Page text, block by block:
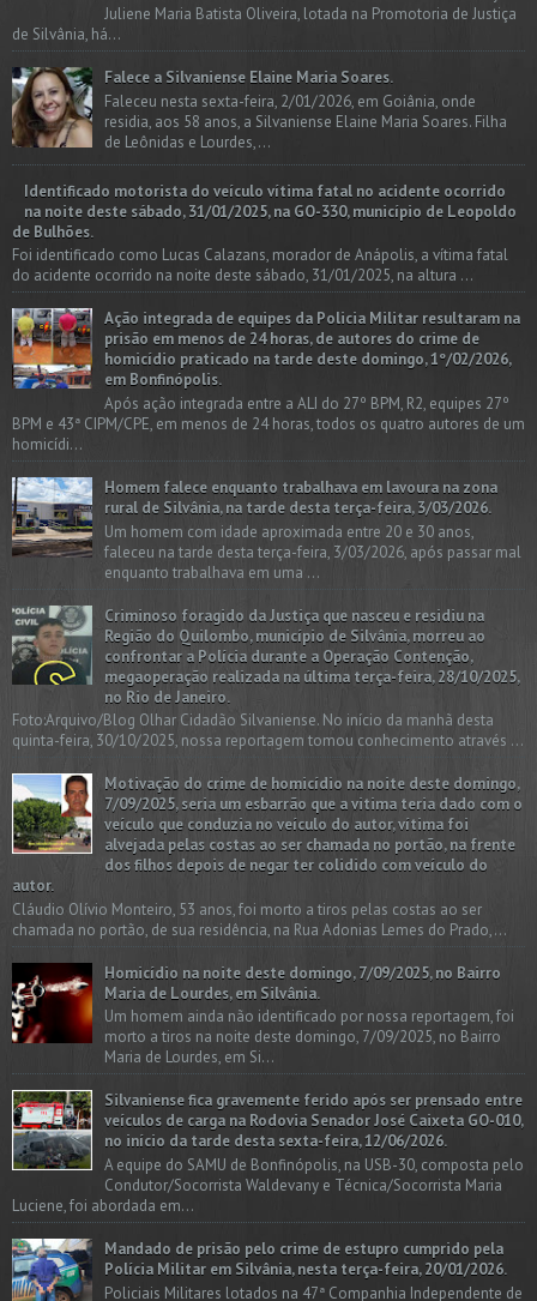
Juliene Maria Batista Oliveira, lotada na Promotoria de Justiça
de Silvânia, há...
Falece a Silvaniense Elaine Maria Soares.
Faleceu nesta sexta-feira, 2/01/2026, em Goiânia, onde
residia, aos 58 anos, a Silvaniense Elaine Maria Soares. Filha
de Leônidas e Lourdes,...
Identificado motorista do veículo vítima fatal no acidente ocorrido
na noite deste sábado, 31/01/2025, na GO-330, município de Leopoldo
de Bulhões.
Foi identificado como Lucas Calazans, morador de Anápolis, a vítima fatal
do acidente ocorrido na noite deste sábado, 31/01/2025, na altura ...
Ação integrada de equipes da Policia Militar resultaram na
prisão em menos de 24 horas, de autores do crime de
homicídio praticado na tarde deste domingo, 1º/02/2026,
em Bonfinópolis.
Após ação integrada entre a ALI do 27º BPM, R2, equipes 27º
BPM e 43ª CIPM/CPE, em menos de 24 horas, todos os quatro autores de um
homicídi...
Homem falece enquanto trabalhava em lavoura na zona
rural de Silvânia, na tarde desta terça-feira, 3/03/2026.
Um homem com idade aproximada entre 20 e 30 anos,
faleceu na tarde desta terça-feira, 3/03/2026, após passar mal
enquanto trabalhava em uma ...
Criminoso foragido da Justiça que nasceu e residiu na
Região do Quilombo, município de Silvânia, morreu ao
confrontar a Polícia durante a Operação Contenção,
megaoperação realizada na última terça-feira, 28/10/2025,
no Rio de Janeiro.
Foto:Arquivo/Blog Olhar Cidadão Silvaniense. No início da manhã desta
quinta-feira, 30/10/2025, nossa reportagem tomou conhecimento através ...
Motivação do crime de homicídio na noite deste domingo,
7/09/2025, seria um esbarrão que a vitima teria dado com o
veículo que conduzia no veículo do autor, vítima foi
alvejada pelas costas ao ser chamada no portão, na frente
dos filhos depois de negar ter colidido com veículo do
autor.
Cláudio Olívio Monteiro, 53 anos, foi morto a tiros pelas costas ao ser
chamada no portão, de sua residência, na Rua Adonias Lemes do Prado,...
Homicídio na noite deste domingo, 7/09/2025, no Bairro
Maria de Lourdes, em Silvânia.
Um homem ainda não identificado por nossa reportagem, foi
morto a tiros na noite deste domingo, 7/09/2025, no Bairro
Maria de Lourdes, em Si...
Silvaniense fica gravemente ferido após ser prensado entre
veículos de carga na Rodovia Senador José Caixeta GO-010,
no início da tarde desta sexta-feira, 12/06/2026.
A equipe do SAMU de Bonfinópolis, na USB-30, composta pelo
Condutor/Socorrista Waldevany e Técnica/Socorrista Maria
Luciene, foi abordada em...
Mandado de prisão pelo crime de estupro cumprido pela
Polícia Militar em Silvânia, nesta terça-feira, 20/01/2026.
Policiais Militares lotados na 47ª Companhia Independente de